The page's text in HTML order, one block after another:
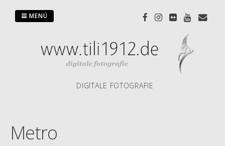
DIGITALE FOTOGRAFIE
MENÜ
Metro